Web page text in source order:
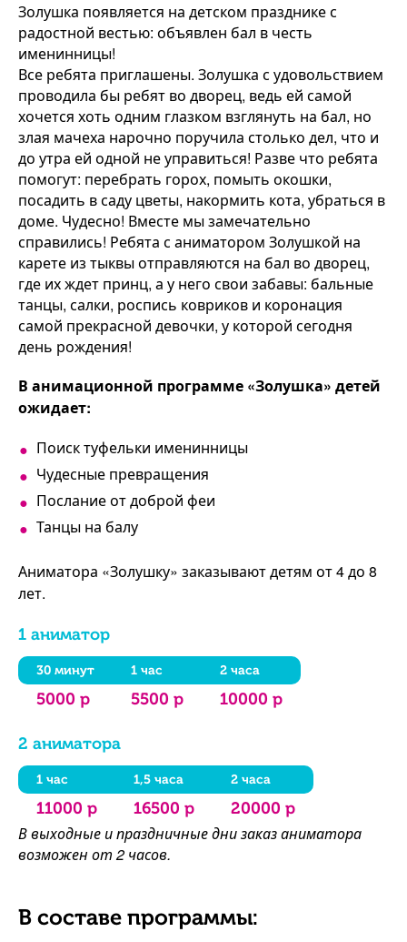
Золушка появляется на детском празднике с
радостной вестью: объявлен бал в честь
именинницы!
Все ребята приглашены. Золушка с удовольствием
проводила бы ребят во дворец, ведь ей самой
хочется хоть одним глазком взглянуть на бал, но
злая мачеха нарочно поручила столько дел, что и
до утра ей одной не управиться! Разве что ребята
помогут: перебрать горох, помыть окошки,
посадить в саду цветы, накормить кота, убраться в
доме. Чудесно! Вместе мы замечательно
справились! Ребята с аниматором Золушкой на
карете из тыквы отправляются на бал во дворец,
где их ждет принц, а у него свои забавы: бальные
танцы, салки, роспись ковриков и коронация
самой прекрасной девочки, у которой сегодня
день рождения!
В анимационной программе «Золушка» детей
ожидает:
Поиск туфельки именинницы
Чудесные превращения
Послание от доброй феи
Танцы на балу
Аниматора «Золушку» заказывают детям от 4 до 8
лет.
1 аниматор
30 минут 1 час 2 часа
5000 р 5500 р 10000 р
2 аниматора
1 час 1,5 часа 2 часа
11000 р 16500 р 20000 р
В выходные и праздничные дни заказ аниматора
возможен от 2 часов.
В составе программы: